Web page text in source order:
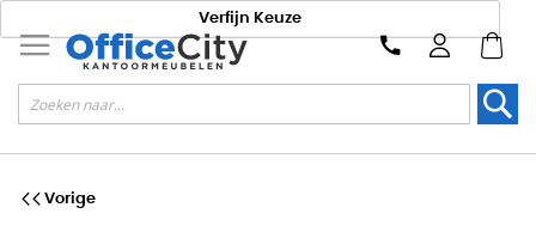
Vorige
Verfijn Keuze